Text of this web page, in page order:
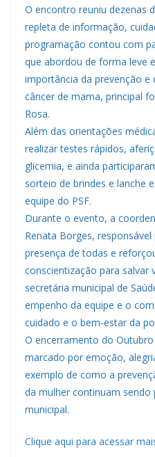
O encontro reuniu dezenas
repleta de informação,
programação contou com
que abordou de forma leve
importância da prevenção
câncer de mama, principal
Rosa.
Além das orientações
realizar testes rápidos,
glicemia, e ainda
sorteio de brindes e lanche
equipe do PSF.
Durante o evento, a
Renata Borges,
presença de todas e
conscientização para salvar
secretária municipal de
empenho da equipe e o
cuidado e o bem-estar da
O encerramento do
marcado por emoção,
exemplo de como a
da mulher continuam sendo
municipal.
Clique aqui para acessar